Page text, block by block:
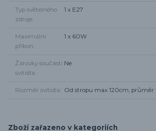
Typ světelného
zdroje
1 x E27
Maximální
příkon
1 x 60W
Žárovky součástí
svítidla
Ne
Rozměr svítidla Od stropu max 120cm, průměr
Zboží zařazeno v kategoriích